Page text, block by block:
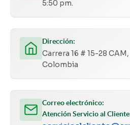
5:50 pm.
Dirección:
Carrera 16 # 15-28
Colombia
Correo electrónico:
Atención Servicio al